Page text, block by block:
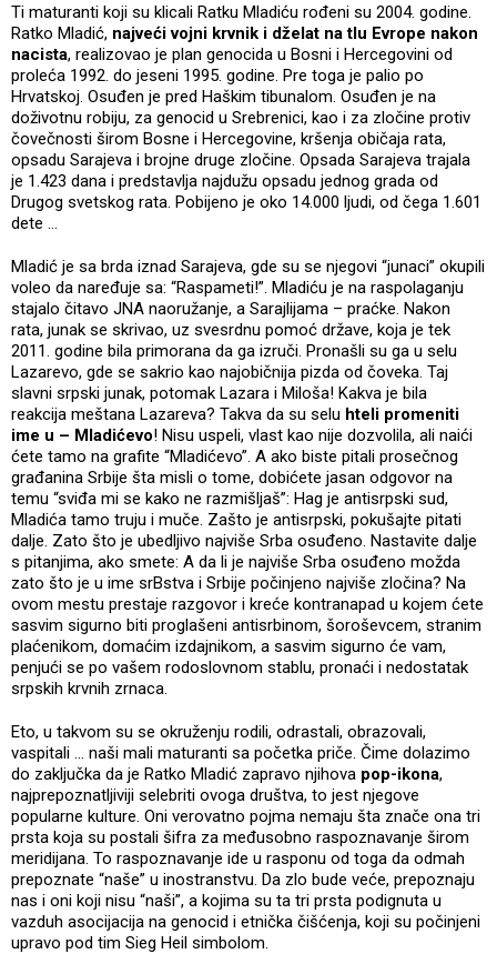
Ti maturanti koji su klicali Ratku Mladiću rođeni su 2004. godine.
Ratko Mladić, najveći vojni krvnik i dželat na tlu Evrope nakon
nacista, realizovao je plan genocida u Bosni i Hercegovini od
proleća 1992. do jeseni 1995. godine. Pre toga je palio po
Hrvatskoj. Osuđen je pred Haškim tibunalom. Osuđen je na
doživotnu robiju, za genocid u Srebrenici, kao i za zločine protiv
čovečnosti širom Bosne i Hercegovine, kršenja običaja rata,
opsadu Sarajeva i brojne druge zločine. Opsada Sarajeva trajala
je 1.423 dana i predstavlja najdužu opsadu jednog grada od
Drugog svetskog rata. Pobijeno je oko 14.000 ljudi, od čega 1.601
dete …
Mladić je sa brda iznad Sarajeva, gde su se njegovi “junaci” okupili
voleo da naređuje sa: “Raspameti!”. Mladiću je na raspolaganju
stajalo čitavo JNA naoružanje, a Sarajlijama – praćke. Nakon
rata, junak se skrivao, uz svesrdnu pomoć države, koja je tek
2011. godine bila primorana da ga izruči. Pronašli su ga u selu
Lazarevo, gde se sakrio kao najobičnija pizda od čoveka. Taj
slavni srpski junak, potomak Lazara i Miloša! Kakva je bila
reakcija meštana Lazareva? Takva da su selu hteli promeniti
ime u – Mladićevo! Nisu uspeli, vlast kao nije dozvolila, ali naići
ćete tamo na grafite “Mladićevo”. A ako biste pitali prosečnog
građanina Srbije šta misli o tome, dobićete jasan odgovor na
temu “sviđa mi se kako ne razmišljaš”: Hag je antisrpski sud,
Mladića tamo truju i muče. Zašto je antisrpski, pokušajte pitati
dalje. Zato što je ubedljivo najviše Srba osuđeno. Nastavite dalje
s pitanjima, ako smete: A da li je najviše Srba osuđeno možda
zato što je u ime srBstva i Srbije počinjeno najviše zločina? Na
ovom mestu prestaje razgovor i kreće kontranapad u kojem ćete
sasvim sigurno biti proglašeni antisrbinom, šoroševcem, stranim
plaćenikom, domaćim izdajnikom, a sasvim sigurno će vam,
penjući se po vašem rodoslovnom stablu, pronaći i nedostatak
srpskih krvnih zrnaca.
Eto, u takvom su se okruženju rodili, odrastali, obrazovali,
vaspitali … naši mali maturanti sa početka priče. Čime dolazimo
do zaključka da je Ratko Mladić zapravo njihova pop-ikona,
najprepoznatljiviji selebriti ovoga društva, to jest njegove
popularne kulture. Oni verovatno pojma nemaju šta znače ona tri
prsta koja su postali šifra za međusobno raspoznavanje širom
meridijana. To raspoznavanje ide u rasponu od toga da odmah
prepoznate “naše” u inostranstvu. Da zlo bude veće, prepoznaju
nas i oni koji nisu “naši”, a kojima su ta tri prsta podignuta u
vazduh asocijacija na genocid i etnička čišćenja, koji su počinjeni
upravo pod tim Sieg Heil simbolom.